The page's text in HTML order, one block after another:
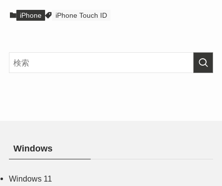
iPhone iPhone Touch ID
Windows
Windows 11